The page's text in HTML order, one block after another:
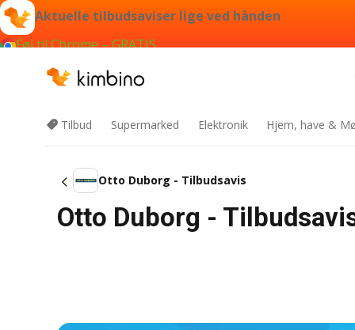
Aktuelle tilbudsaviser lige ved hånden
Føj til Chrome – GRATIS
Tilbud Supermarked Elektronik Hjem, have &
Otto Duborg - Tilbudsavis
Otto Duborg -